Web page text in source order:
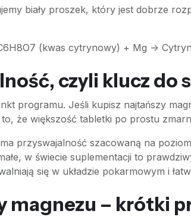
biały proszek, który jest dobrze
(kwas cytrynowy) + Mg ->
czyli klucz do
programu. Jeśli kupisz najtańszy
że większość tabletki po prostu
przyswajalność szacowaną na
w świecie suplementacji to
się w układzie pokarmowym i
magnezu – krótki